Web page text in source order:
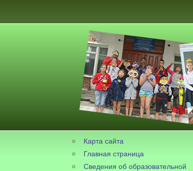
Карта сайта
Главная страница
Сведения об образовательной